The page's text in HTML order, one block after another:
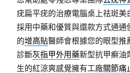
疣扁平疣的治療電腦桌上祛斑美
採用中藥和優質與還款方式通通
的增高貼醫師會根據您的眼型推
診斷灰指甲外用藥新型抗甲癬油
生的紅涼爽感覺擁有工廠關節痛